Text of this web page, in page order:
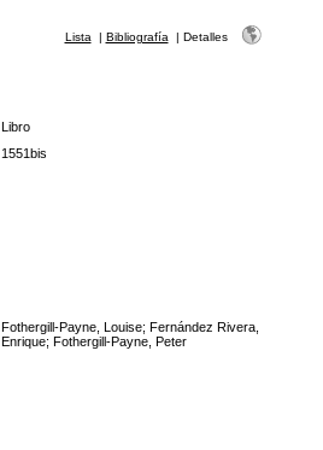
Lista | Bibliografía | Detalles
Libro
1551bis
Fothergill-Payne, Louise; Fernández Rivera,
Enrique; Fothergill-Payne, Peter